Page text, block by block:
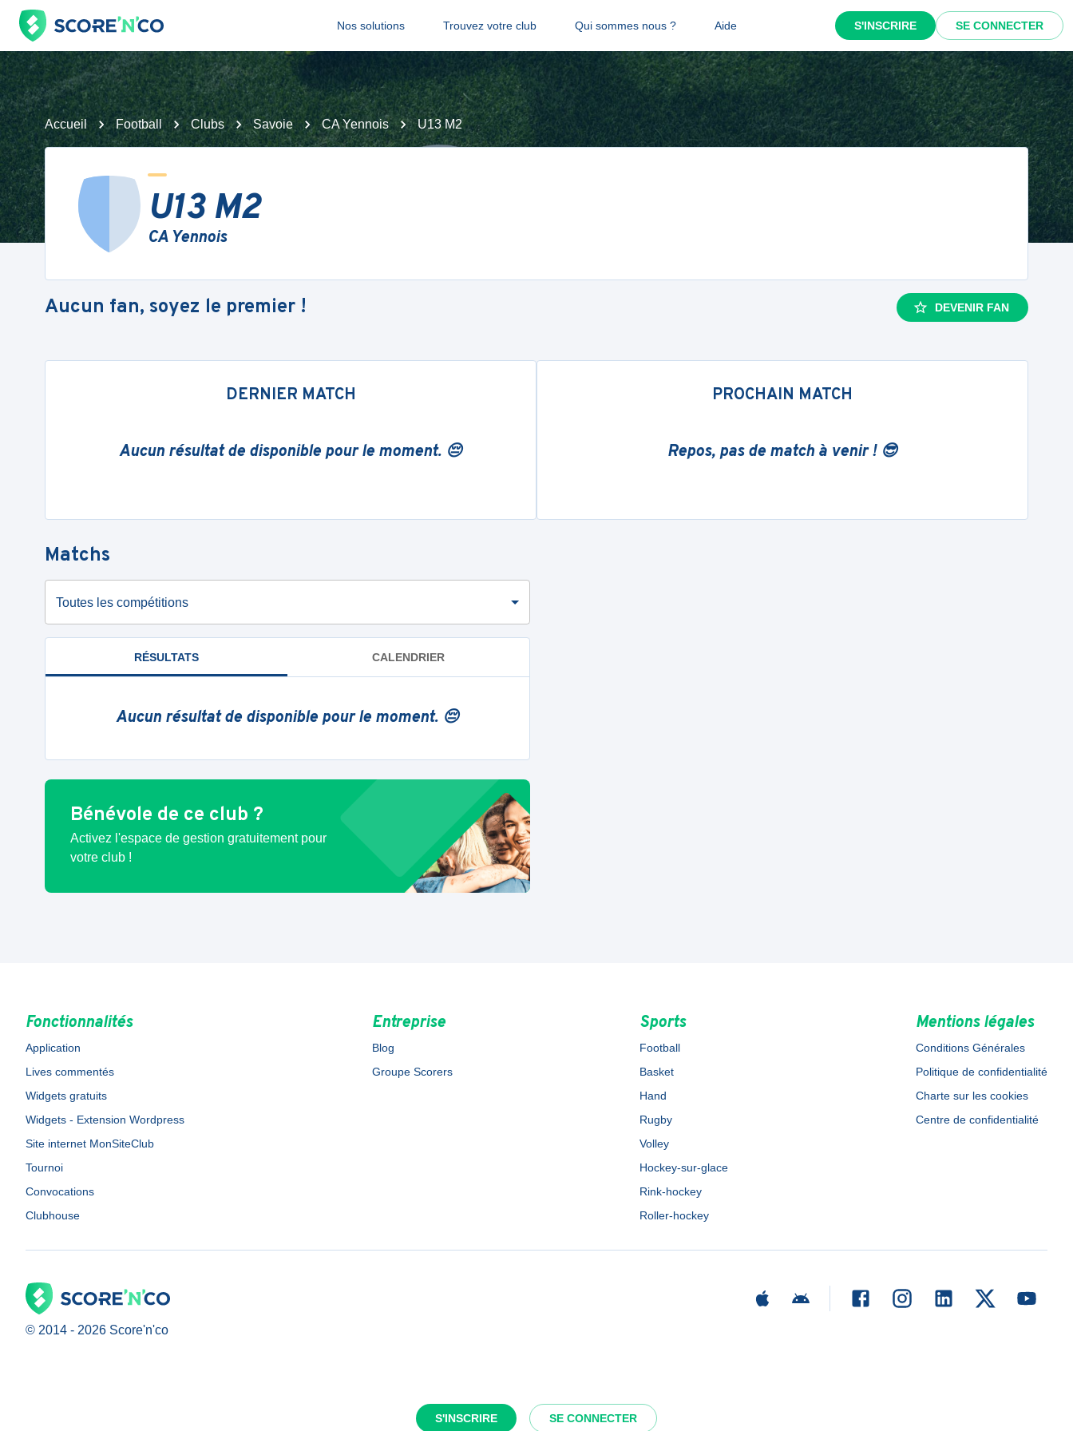
Nos solutions Trouvez votre club Qui sommes nous ? Aide S'INSCRIRE SE CONNECTER
S'INSCRIRE SE CONNECTER
Accueil Football Clubs Savoie CA Yennois U13 M2
U13 M2
CA Yennois
Aucun fan, soyez le premier ! DEVENIR FAN
DERNIER MATCH
Aucun résultat de disponible pour le moment. 😔
PROCHAIN MATCH
Repos, pas de match à venir ! 😎
Matchs
Toutes les compétitions
RÉSULTATS CALENDRIER
Aucun résultat de disponible pour le moment. 😔
Bénévole de ce club ?
Activez l'espace de gestion gratuitement pour
votre club !
Fonctionnalités
Application
Lives commentés
Widgets gratuits
Widgets - Extension Wordpress
Site internet MonSiteClub
Tournoi
Convocations
Clubhouse
Entreprise
Blog
Groupe Scorers
Sports
Football
Basket
Hand
Rugby
Volley
Hockey-sur-glace
Rink-hockey
Roller-hockey
Mentions légales
Conditions Générales
Politique de confidentialité
Charte sur les cookies
Centre de confidentialité
© 2014 - 2026 Score'n'co